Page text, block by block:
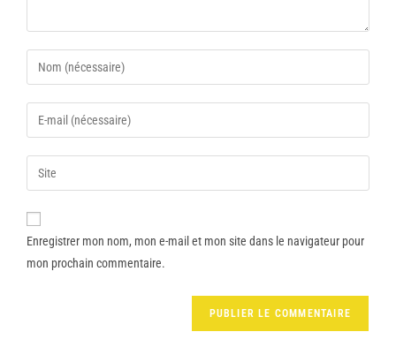
Enregistrer mon nom, mon e-mail et mon site dans le navigateur pour
mon prochain commentaire.